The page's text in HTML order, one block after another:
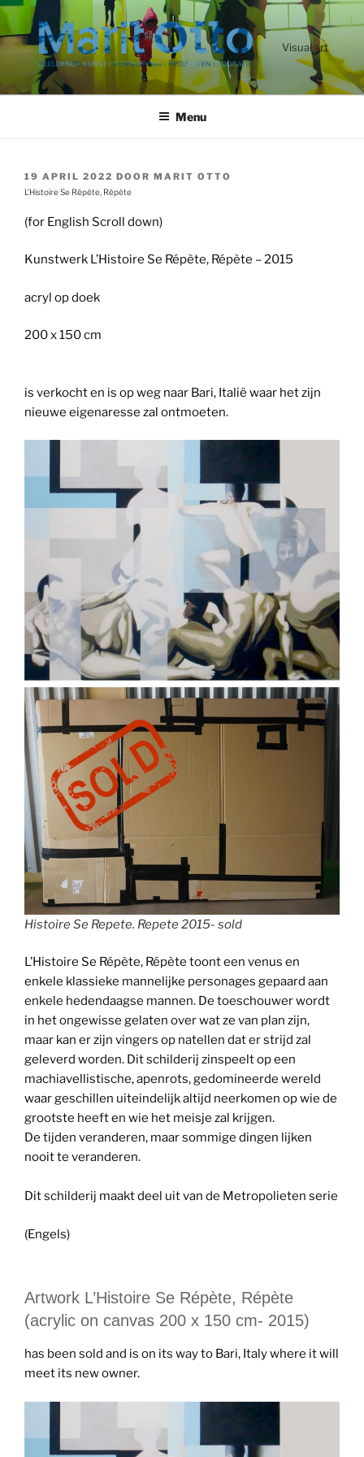
Ga
naar
de
Visual art
Menu
GEPLAATST
OP
19 APRIL 2022 DOOR MARIT OTTO
L’Histoire Se Répète, Répète
(for English Scroll down)
Kunstwerk L’Histoire Se Répète, Répète – 2015
acryl op doek
200 x 150 cm
is verkocht en is op weg naar Bari, Italië waar het zijn
nieuwe eigenaresse zal ontmoeten.
Histoire Se Repete. Repete 2015- sold
L’Histoire Se Répète, Répète toont een venus en
enkele klassieke mannelijke personages gepaard aan
enkele hedendaagse mannen. De toeschouwer wordt
in het ongewisse gelaten over wat ze van plan zijn,
maar kan er zijn vingers op natellen dat er strijd zal
geleverd worden. Dit schilderij zinspeelt op een
machiavellistische, apenrots, gedomineerde wereld
waar geschillen uiteindelijk altijd neerkomen op wie de
grootste heeft en wie het meisje zal krijgen.
De tijden veranderen, maar sommige dingen lijken
nooit te veranderen.
Dit schilderij maakt deel uit van de Metropolieten serie
(Engels)
Artwork L’Histoire Se Répète, Répète
(acrylic on canvas 200 x 150 cm- 2015)
has been sold and is on its way to Bari, Italy where it will
meet its new owner.